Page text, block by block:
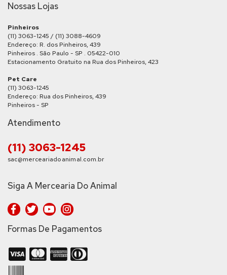
Nossas Lojas
Pinheiros
(11) 3063-1245 / (11) 3088-4609
Endereço: R. dos Pinheiros, 439
Pinheiros . São Paulo - SP . 05422-010
Estacionamento Gratuito na Rua dos Pinheiros, 423
Pet Care
(11) 3063-1245
Endereço: Rua dos Pinheiros, 439
Pinheiros - SP
Atendimento
(11) 3063-1245
sac@merceariadoanimal.com.br
Siga A Mercearia Do Animal
Formas De Pagamentos